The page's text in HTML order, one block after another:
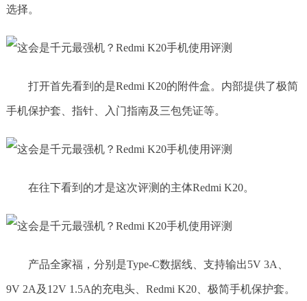
选择。
打开首先看到的是Redmi K20的附件盒。内部提供了极简
手机保护套、指针、入门指南及三包凭证等。
在往下看到的才是这次评测的主体Redmi K20。
产品全家福，分别是Type-C数据线、支持输出5V 3A、
9V 2A及12V 1.5A的充电头、Redmi K20、极简手机保护套。